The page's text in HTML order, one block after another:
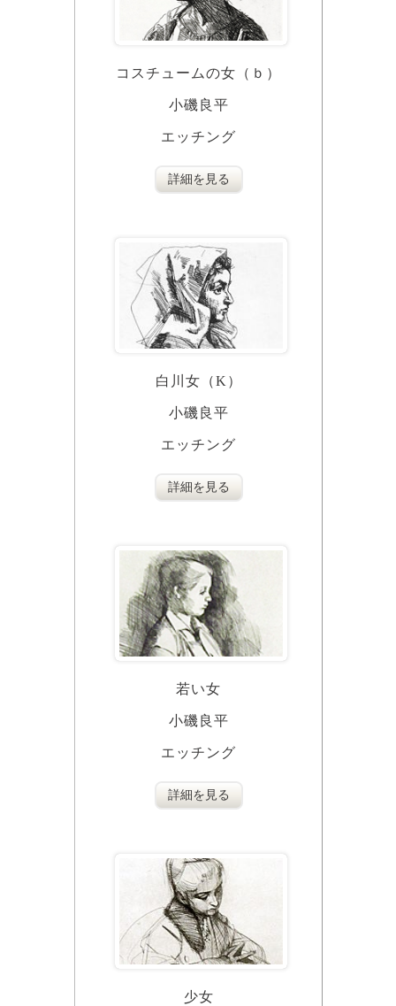
コスチュームの女（ｂ）
小磯良平
エッチング
詳細を見る
白川女（K）
小磯良平
エッチング
詳細を見る
若い女
小磯良平
エッチング
詳細を見る
少女